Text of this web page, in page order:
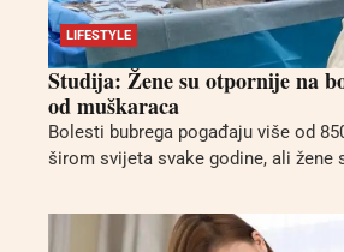
LIFESTYLE
Studija: Žene su otpornije na
od muškaraca
Bolesti bubrega pogađaju više od
širom svijeta svake godine, ali žene